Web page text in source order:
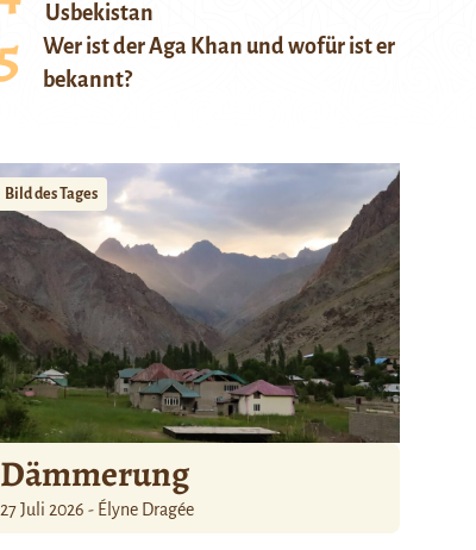
Usbekistan
Wer ist der Aga Khan und wofür ist er
bekannt?
Bild des Tages
Dämmerung
27 Juli 2026 - Élyne Dragée